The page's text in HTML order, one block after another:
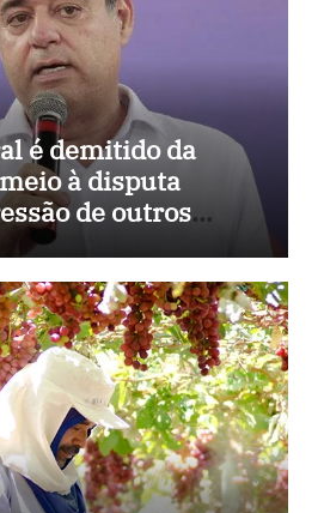
é demitido da
à disputa
de outros